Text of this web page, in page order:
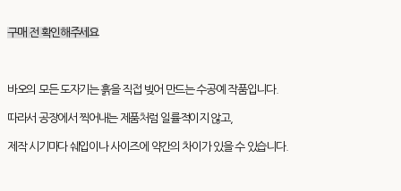
구매 전 확인해주세요
바오의 모든 도자기는 흙을 직접 빚어 만드는 수공예 작품입니다.
따라서 공장에서 찍어내는 제품처럼 일률적이지 않고,
제작 시기마다 쉐입이나 사이즈에 약간의 차이가 있을 수 있습니다.